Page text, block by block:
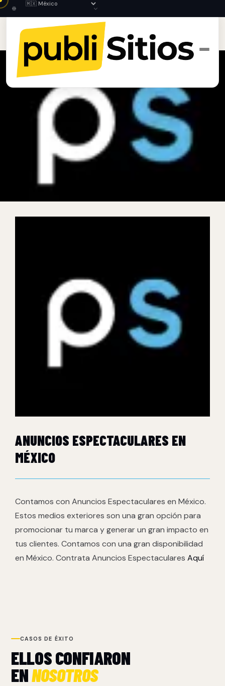
ANUNCIOS ESPECTACULARES EN
MÉXICO
Contamos con Anuncios Espectaculares en México.
Estos medios exteriores son una gran opción para
promocionar tu marca y generar un gran impacto en
tus clientes. Contamos con una gran disponibilidad
en México. Contrata Anuncios Espectaculares Aquí
CASOS DE ÉXITO
ELLOS CONFIARON
ENNOSOTROS